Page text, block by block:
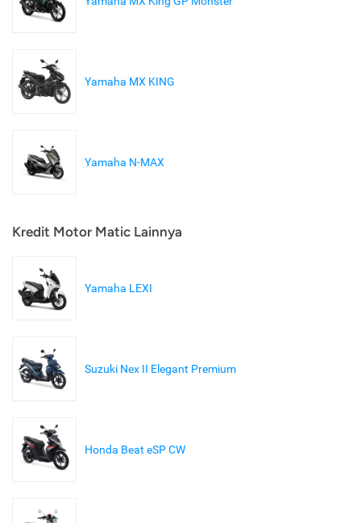
Yamaha MX KING
Yamaha N-MAX
Kredit Motor Matic Lainnya
Yamaha LEXI
Suzuki Nex II Elegant Premium
Honda Beat eSP CW